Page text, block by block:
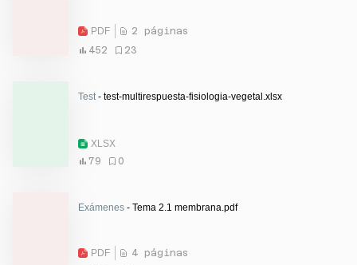
PDF
2 páginas
452
23
Test - test-multirespuesta-fisiologia-vegetal.xlsx
XLSX
79
0
Exámenes - Tema 2.1 membrana.pdf
PDF
4 páginas